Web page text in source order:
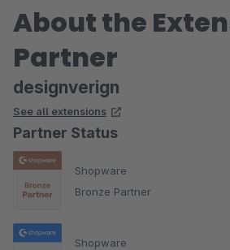
About the
Partner
designverign
See all extensions
Partner Status
Shopware
Bronze Partner
Shopware